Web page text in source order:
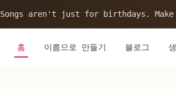
Songs aren't just for birthdays. Make
홈 이름으로 만들기 블로그